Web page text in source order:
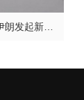
美官员称特朗普已命令对伊朗发起新一轮突击